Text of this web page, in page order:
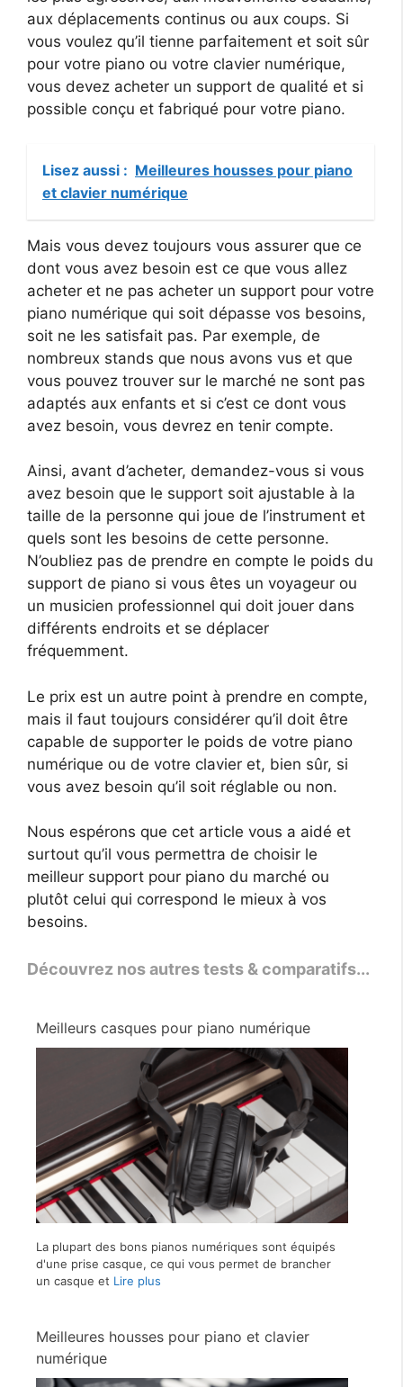
aux déplacements continus ou aux coups. Si
vous voulez qu’il tienne parfaitement et soit sûr
pour votre piano ou votre clavier numérique,
vous devez acheter un support de qualité et si
possible conçu et fabriqué pour votre piano.
Lisez aussi : Meilleures housses pour piano
et clavier numérique
Mais vous devez toujours vous assurer que ce
dont vous avez besoin est ce que vous allez
acheter et ne pas acheter un support pour votre
piano numérique qui soit dépasse vos besoins,
soit ne les satisfait pas. Par exemple, de
nombreux stands que nous avons vus et que
vous pouvez trouver sur le marché ne sont pas
adaptés aux enfants et si c’est ce dont vous
avez besoin, vous devrez en tenir compte.
Ainsi, avant d’acheter, demandez-vous si vous
avez besoin que le support soit ajustable à la
taille de la personne qui joue de l’instrument et
quels sont les besoins de cette personne.
N’oubliez pas de prendre en compte le poids du
support de piano si vous êtes un voyageur ou
un musicien professionnel qui doit jouer dans
différents endroits et se déplacer
fréquemment.
Le prix est un autre point à prendre en compte,
mais il faut toujours considérer qu’il doit être
capable de supporter le poids de votre piano
numérique ou de votre clavier et, bien sûr, si
vous avez besoin qu’il soit réglable ou non.
Nous espérons que cet article vous a aidé et
surtout qu’il vous permettra de choisir le
meilleur support pour piano du marché ou
plutôt celui qui correspond le mieux à vos
besoins.
Découvrez nos autres tests & comparatifs...
Meilleurs casques pour piano numérique
La plupart des bons pianos numériques sont équipés
d'une prise casque, ce qui vous permet de brancher
un casque et Lire plus
Meilleures housses pour piano et clavier
numérique